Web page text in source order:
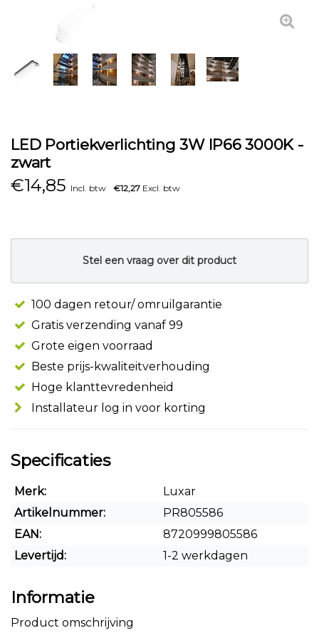
LED Portiekverlichting 3W IP66 3000K -
zwart
€14,85 Incl. btw €12,27 Excl. btw
Stel een vraag over dit product
100 dagen retour/ omruilgarantie
Gratis verzending vanaf 99
Grote eigen voorraad
Beste prijs-kwaliteitverhouding
Hoge klanttevredenheid
Installateur log in voor korting
Specificaties
Merk:
Luxar
Artikelnummer:
PR805586
EAN:
8720999805586
Levertijd:
1-2 werkdagen
Informatie
Product omschrijving